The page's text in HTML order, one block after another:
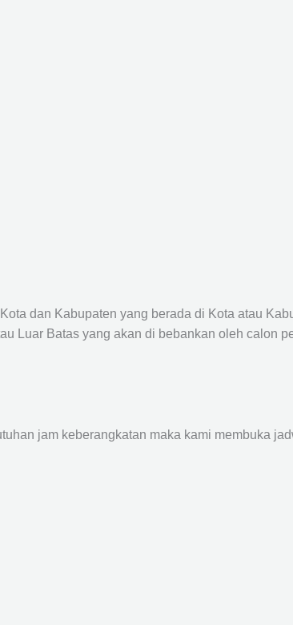
dan Kabupaten yang berada di Kota atau
Luar Batas yang akan di bebankan oleh calon
jam keberangkatan maka kami membuka